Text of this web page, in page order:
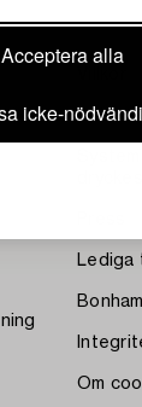
Acceptera alla
icke-
Lediga
Om